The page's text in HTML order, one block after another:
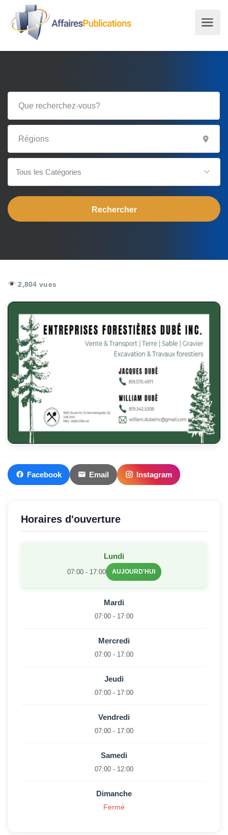
Tous les Catégories
2,804 vues
Facebook Email Instagram
Horaires d'ouverture
Lundi
07:00 - 17:00 AUJOURD'HUI
Mardi
07:00 - 17:00
Mercredi
07:00 - 17:00
Jeudi
07:00 - 17:00
Vendredi
07:00 - 17:00
Samedi
07:00 - 12:00
Dimanche
Fermé